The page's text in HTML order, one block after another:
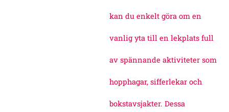
kan du enkelt göra om en
vanlig yta till en lekplats full
av spännande aktiviteter som
hopphagar, sifferlekar och
bokstavsjakter. Dessa